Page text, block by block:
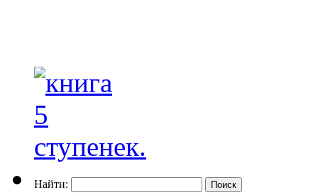
Найти: